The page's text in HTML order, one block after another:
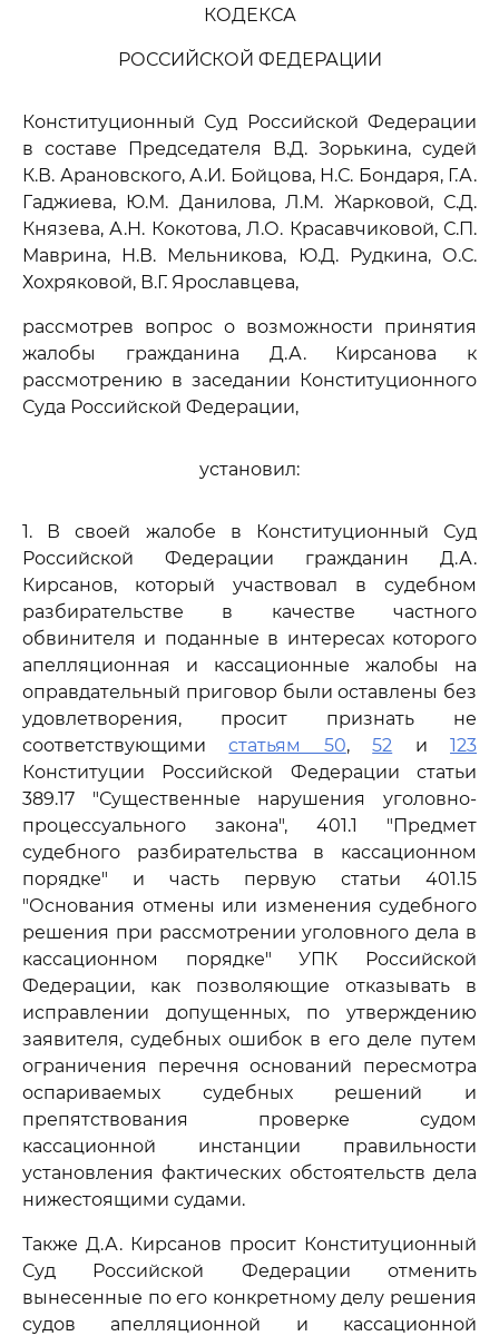
КОДЕКСА
РОССИЙСКОЙ ФЕДЕРАЦИИ
Конституционный Суд Российской Федерации
в составе Председателя В.Д. Зорькина, судей
К.В. Арановского, А.И. Бойцова, Н.С. Бондаря, Г.А.
Гаджиева, Ю.М. Данилова, Л.М. Жарковой, С.Д.
Князева, А.Н. Кокотова, Л.О. Красавчиковой, С.П.
Маврина, Н.В. Мельникова, Ю.Д. Рудкина, О.С.
Хохряковой, В.Г. Ярославцева,
рассмотрев вопрос о возможности принятия
жалобы гражданина Д.А. Кирсанова к
рассмотрению в заседании Конституционного
Суда Российской Федерации,
установил:
1. В своей жалобе в Конституционный Суд
Российской Федерации гражданин Д.А.
Кирсанов, который участвовал в судебном
разбирательстве в качестве частного
обвинителя и поданные в интересах которого
апелляционная и кассационные жалобы на
оправдательный приговор были оставлены без
удовлетворения, просит признать не
соответствующимистатьям 50,52 и123
Конституции Российской Федерации статьи
389.17 "Существенные нарушения уголовно-
процессуального закона", 401.1 "Предмет
судебного разбирательства в кассационном
порядке" и часть первую статьи 401.15
"Основания отмены или изменения судебного
решения при рассмотрении уголовного дела в
кассационном порядке" УПК Российской
Федерации, как позволяющие отказывать в
исправлении допущенных, по утверждению
заявителя, судебных ошибок в его деле путем
ограничения перечня оснований пересмотра
оспариваемых судебных решений и
препятствования проверке судом
кассационной инстанции правильности
установления фактических обстоятельств дела
нижестоящими судами.
Также Д.А. Кирсанов просит Конституционный
Суд Российской Федерации отменить
вынесенные по его конкретному делу решения
судов апелляционной и кассационной